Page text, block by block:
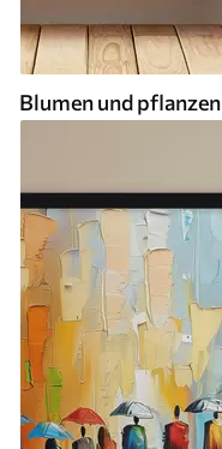
Blumen und pflanzen